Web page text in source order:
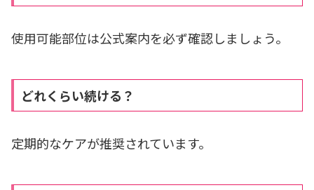
使用可能部位は公式案内を必ず確認しましょう。
どれくらい続ける？
定期的なケアが推奨されています。